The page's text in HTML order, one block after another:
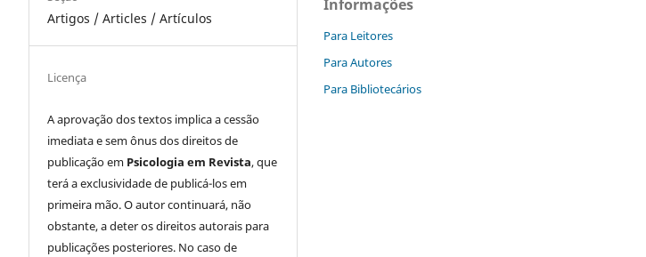
Artigos / Articles / Artículos
Licença
A aprovação dos textos implica a cessão
imediata e sem ônus dos direitos de
publicação em Psicologia em Revista, que
terá a exclusividade de publicá-los em
primeira mão. O autor continuará, não
obstante, a deter os direitos autorais para
publicações posteriores. No caso de
Informações
Para Leitores
Para Autores
Para Bibliotecários